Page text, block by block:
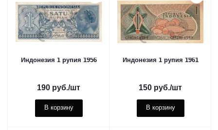
Индонезия 1 рупия 1956
190 руб./шт
В корзину
Индонезия 1 рупия 1961
150 руб./шт
В корзину